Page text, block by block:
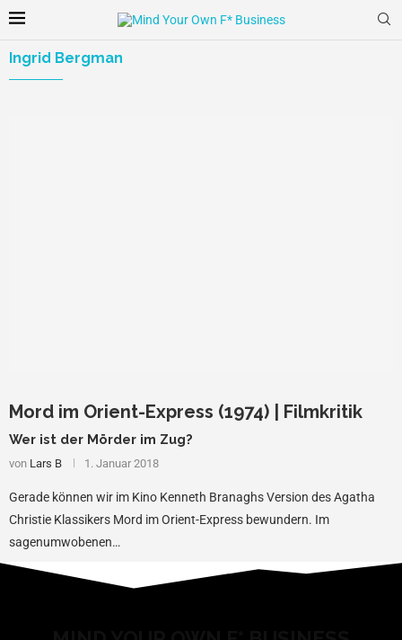
Ingrid Bergman
Mord im Orient-Express (1974) | Filmkritik
Wer ist der Mörder im Zug?
von Lars B 1. Januar 2018
Gerade können wir im Kino Kenneth Branaghs Version des Agatha
Christie Klassikers Mord im Orient-Express bewundern. Im
sagenumwobenen…